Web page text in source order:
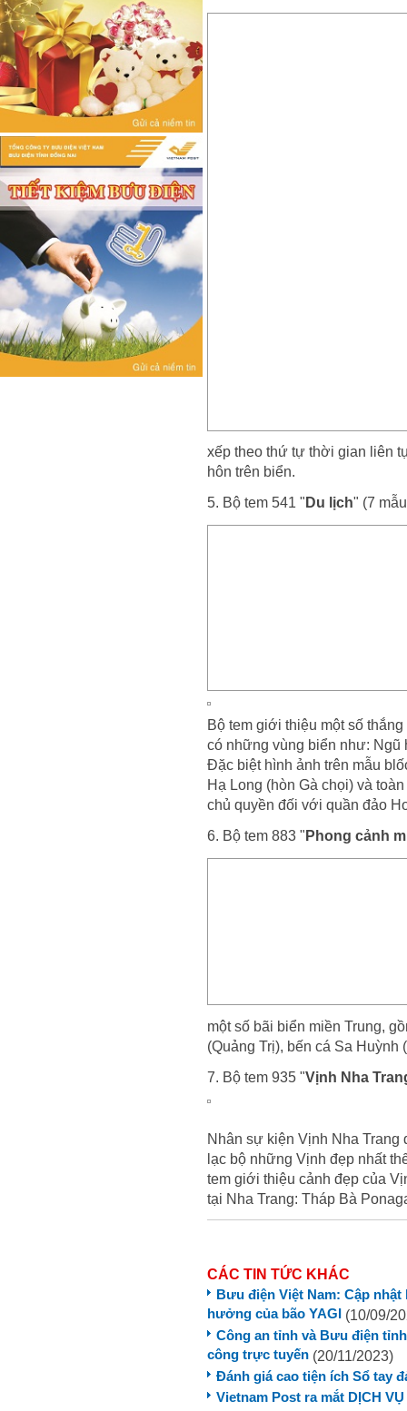
xếp theo thứ tự thời gian liên
hôn trên biển.
5. Bộ tem 541 "Du lịch" (7
Bộ tem giới thiệu một số
có những vùng biển như: Ngũ
Đặc biệt hình ảnh trên mẫu
Hạ Long (hòn Gà chọi) và
chủ quyền đối với quần đảo
6. Bộ tem 883 "Phong cảnh
một số bãi biển miền Trung,
(Quảng Trị), bến cá Sa Huỳnh
7. Bộ tem 935 "Vịnh Nha
Nhân sự kiện Vịnh Nha
lạc bộ những Vịnh đẹp nhất
tem giới thiệu cảnh đẹp của
tại Nha Trang: Tháp Bà
CÁC TIN TỨC KHÁC
Bưu điện Việt Nam: Cập
hưởng của bão YAGI (10/09/
Công an tỉnh và Bưu điện
công trực tuyến (20/11/2023)
Đánh giá cao tiện ích Sổ tay
Vietnam Post ra mắt DỊCH